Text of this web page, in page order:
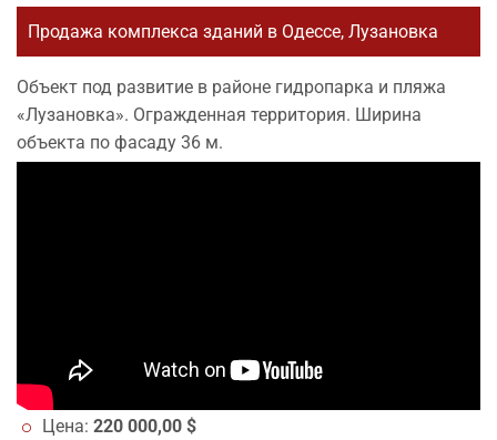
Продажа комплекса зданий в Одессе, Лузановка
Объект под развитие в районе гидропарка и пляжа
«Лузановка». Огражденная территория. Ширина
объекта по фасаду 36 м.
Цена: 220 000,00 $